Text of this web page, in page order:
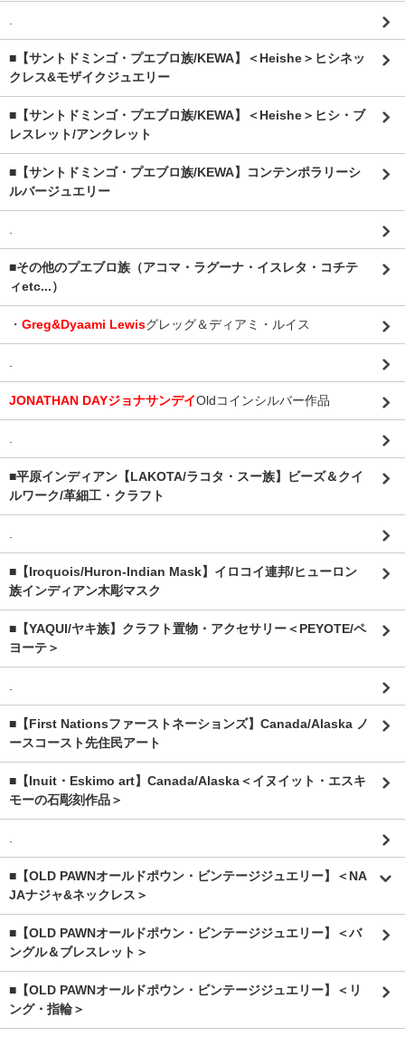
.
■【サントドミンゴ・プエブロ族/KEWA】＜Heishe＞ヒシネッ
クレス&モザイクジュエリー
■【サントドミンゴ・プエブロ族/KEWA】＜Heishe＞ヒシ・ブ
レスレット/アンクレット
■【サントドミンゴ・プエブロ族/KEWA】コンテンポラリーシ
ルバージュエリー
.
■その他のプエブロ族（アコマ・ラグーナ・イスレタ・コチテ
ィetc...）
・ Greg&Dyaami Lewisグレッグ＆ディアミ・ルイス
.
JONATHAN DAYジョナサンデイOldコインシルバー作品
.
■平原インディアン【LAKOTA/ラコタ・スー族】ビーズ＆クイ
ルワーク/革細工・クラフト
.
■【Iroquois/Huron-Indian Mask】イロコイ連邦/ヒューロン
族インディアン木彫マスク
■【YAQUI/ヤキ族】クラフト置物・アクセサリー＜PEYOTE/ペ
ヨーテ＞
.
■【First Nationsファーストネーションズ】Canada/Alaska ノ
ースコースト先住民アート
■【Inuit・Eskimo art】Canada/Alaska＜イヌイット・エスキ
モーの石彫刻作品＞
.
■【OLD PAWNオールドポウン・ビンテージジュエリー】＜NA
JAナジャ&ネックレス＞
■【OLD PAWNオールドポウン・ビンテージジュエリー】＜バ
ングル＆ブレスレット＞
■【OLD PAWNオールドポウン・ビンテージジュエリー】＜リ
ング・指輪＞